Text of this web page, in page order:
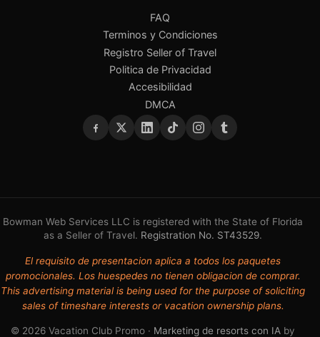
FAQ
Terminos y Condiciones
Registro Seller of Travel
Politica de Privacidad
Accesibilidad
DMCA
Bowman Web Services LLC is registered with the State of Florida
as a Seller of Travel. Registration No. ST43529.
El requisito de presentacion aplica a todos los paquetes
promocionales. Los huespedes no tienen obligacion de comprar.
This advertising material is being used for the purpose of soliciting
sales of timeshare interests or vacation ownership plans.
© 2026 Vacation Club Promo · Marketing de resorts con IA by